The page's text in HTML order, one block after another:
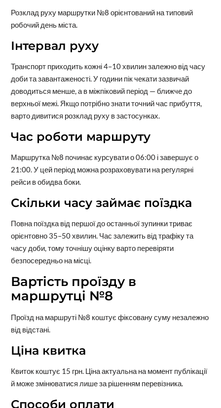
Розклад руху маршрутки №8 орієнтований на типовий
робочий день міста.
Інтервал руху
Транспорт приходить кожні 4–10 хвилин залежно від часу
доби та завантаженості. У години пік чекати зазвичай
доводиться менше, а в міжпіковий період — ближче до
верхньої межі. Якщо потрібно знати точний час прибуття,
варто дивитися розклад руху в застосунках.
Час роботи маршруту
Маршрутка №8 починає курсувати о 06:00 і завершує о
21:00. У цей період можна розраховувати на регулярні
рейси в обидва боки.
Скільки часу займає поїздка
Повна поїздка від першої до останньої зупинки триває
орієнтовно 35–50 хвилин. Час залежить від трафіку та
часу доби, тому точнішу оцінку варто перевіряти
безпосередньо на місці.
Вартість проїзду в
маршрутці №8
Проїзд на маршруті №8 коштує фіксовану суму незалежно
від відстані.
Ціна квитка
Квиток коштує 15 грн. Ціна актуальна на момент публікації
й може змінюватися лише за рішенням перевізника.
Способи оплати